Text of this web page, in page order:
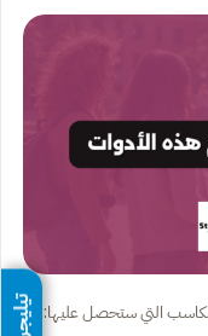
التي ستحصل عليها: